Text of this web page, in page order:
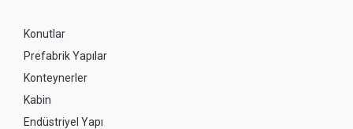
Konutlar
Prefabrik Yapılar
Konteynerler
Kabin
Endüstriyel Yapı